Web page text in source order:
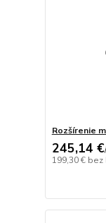
Rozšírenie
245,14 €/
199,30 € bez